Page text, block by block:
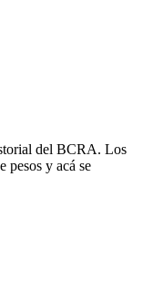
del BCRA. Los
pesos y acá se